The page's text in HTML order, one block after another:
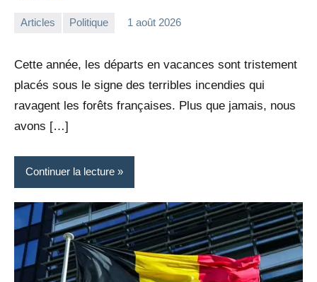
Articles Politique 1 août 2026
Cette année, les départs en vacances sont tristement
placés sous le signe des terribles incendies qui
ravagent les forêts françaises. Plus que jamais, nous
avons […]
Continuer la lecture